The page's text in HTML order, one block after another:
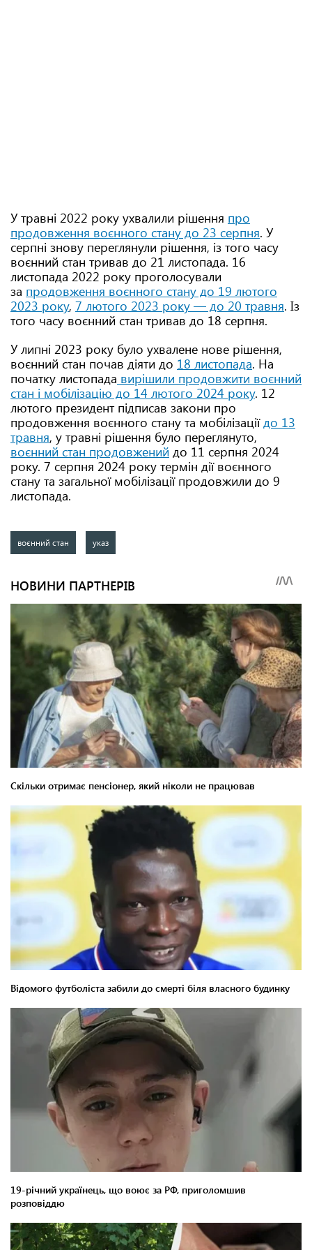
У травні 2022 року ухвалили рішення про
продовження воєнного стану до 23 серпня. У
серпні знову переглянули рішення, із того часу
воєнний стан тривав до 21 листопада. 16
листопада 2022 року проголосували
за продовження воєнного стану до 19 лютого
2023 року, 7 лютого 2023 року — до 20 травня. Із
того часу воєнний стан тривав до 18 серпня.
У липні 2023 року було ухвалене нове рішення,
воєнний стан почав діяти до 18 листопада. На
початку листопада вирішили продовжити воєнний
стан і мобілізацію до 14 лютого 2024 року. 12
лютого президент підписав закони про
продовження воєнного стану та мобілізаціїдо 13
травня, у травні рішення було переглянуто,
воєнний стан продовжений до 11 серпня 2024
року. 7 серпня 2024 року термін дії воєнного
стану та загальної мобілізації продовжили до 9
листопада.
воєнний стан указ